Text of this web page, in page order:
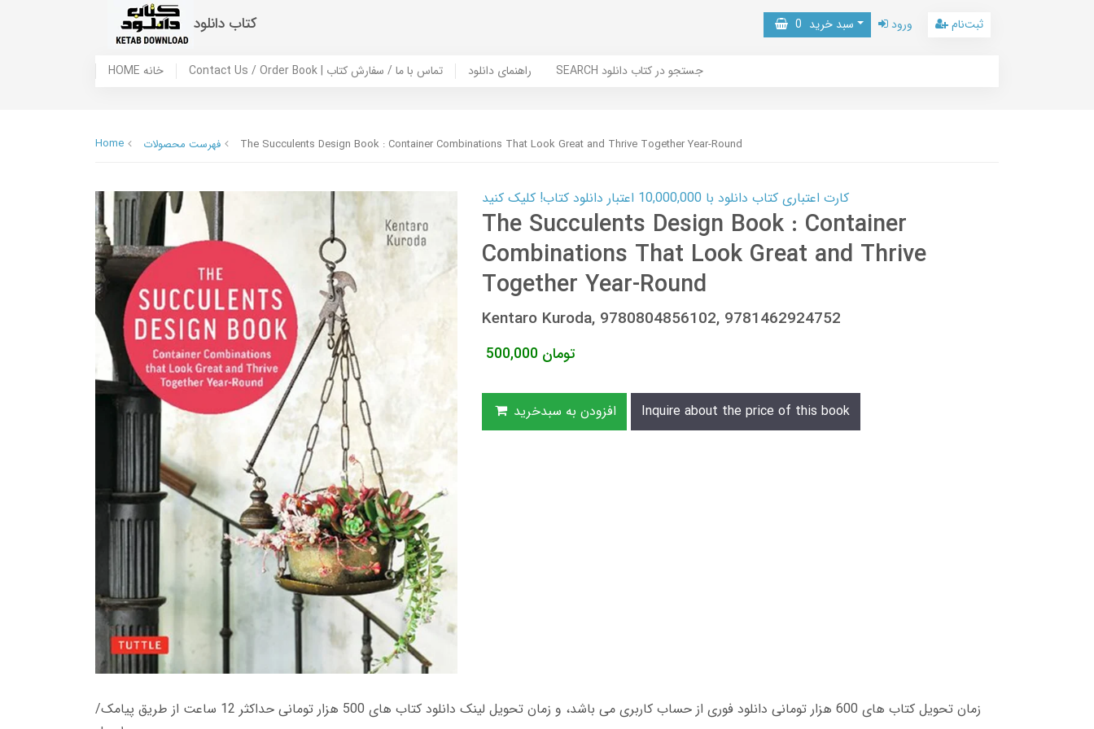
کتاب دانلود سبد خرید 0 ورود ثبت‌نام
HOME خانه Contact Us / Order Book | تماس با ما / سفارش کتاب راهنمای دانلود SEARCH جستجو در کتاب دانلود
Home فهرست محصولات The Succulents Design Book : Container Combinations That Look Great and Thrive Together Year-Round
کارت اعتباری کتاب دانلود با 10,000,000 اعتبار دانلود کتاب! کلیک کنید
The Succulents Design Book : Container
Combinations That Look Great and Thrive
Together Year-Round
Kentaro Kuroda, 9780804856102, 9781462924752
500,000 تومان
افزودن به سبدخرید Inquire about the price of this book
زمان تحویل کتاب های 600 هزار تومانی دانلود فوری از حساب کاربری می باشد، و زمان تحویل لینک دانلود کتاب های 500 هزار تومانی حداکثر 12 ساعت از طریق پیامک/